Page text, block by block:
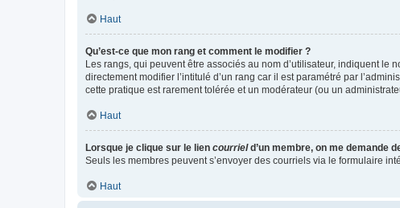
Haut
Qu’est-ce que mon rang et comment le modifier ?
Les rangs, qui peuvent être associés au nom d’utilisateur, indiquent
directement modifier l’intitulé d’un rang car il est paramétré par
cette pratique est rarement tolérée et un modérateur (ou un
Haut
Lorsque je clique sur le lien courrield’un membre, on me demande
Seuls les membres peuvent s’envoyer des courriels via le formulaire
Haut